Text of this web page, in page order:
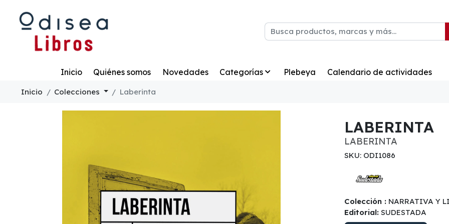
Inicio Quiénes somos Novedades Categorías Plebeya Calendario de actividades
Inicio Colecciones Laberinta
LABERINTA
LABERINTA
SKU: ODI1086
Colección : NARRATIVA Y
Editorial: SUDESTADA